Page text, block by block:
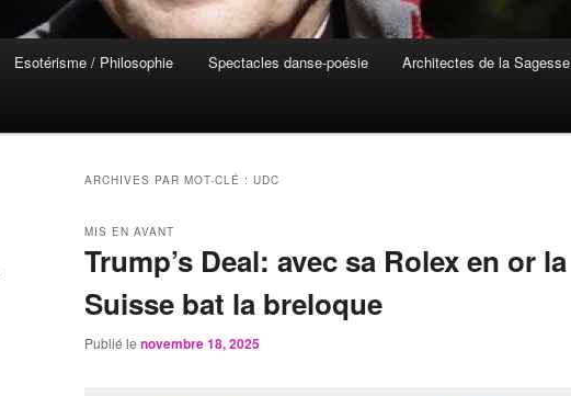
Esotérisme / Philosophie Spectacles danse-poésie Architectes de la Sagesse
ARCHIVES PAR MOT-CLÉ : UDC
Trump’s Deal: avec sa Rolex en or la
Suisse bat la breloque
MIS EN AVANT
Publié le novembre 18, 2025